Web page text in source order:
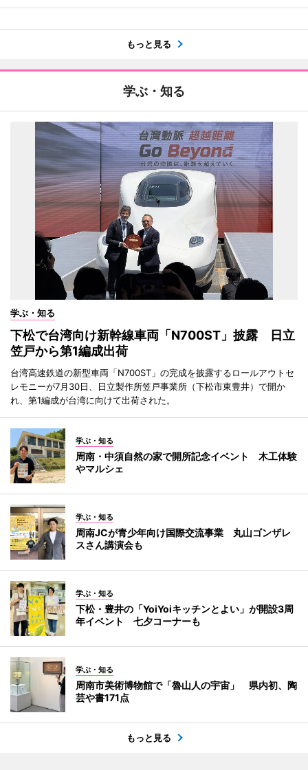
もっと見る
学ぶ・知る
学ぶ・知る
下松で台湾向け新幹線車両「N700ST」披露 日立
笠戸から第1編成出荷
台湾高速鉄道の新型車両「N700ST」の完成を披露するロールアウトセ
レモニーが7月30日、日立製作所笠戸事業所（下松市東豊井）で開か
れ、第1編成が台湾に向けて出荷された。
学ぶ・知る
周南・中須自然の家で開所記念イベント 木工体験
やマルシェ
学ぶ・知る
周南JCが青少年向け国際交流事業 丸山ゴンザレ
スさん講演会も
学ぶ・知る
下松・豊井の「YoiYoiキッチンとよい」が開設3周
年イベント 七夕コーナーも
学ぶ・知る
周南市美術博物館で「魯山人の宇宙」 県内初、陶
芸や書171点
もっと見る